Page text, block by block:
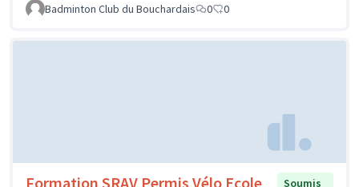
Badminton Club du Bouchardais 0 0
Formation SRAV Permis Vélo Ecole
Soumis